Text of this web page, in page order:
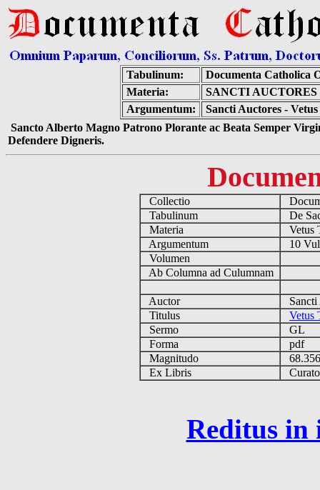
Tabulinum:
Documenta Catholica
Materia:
SANCTI
Argumentum:
Sancti Auctores -
Sancto Alberto Magno Patrono Plorante ac Beata Semper
Defendere Digneris.
Collectio
Tabulinum
De
Materia
Vetus
Argumentum
10
Volumen
Ab Columna ad Culumnam
Auctor
Titulus
Vetus
Sermo
GL
Forma
pdf
Magnitudo
Ex Libris
Reditus in